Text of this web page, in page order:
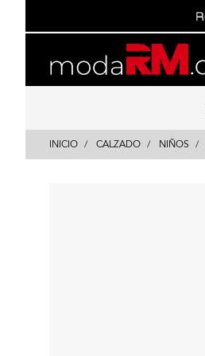
content
navigation
INICIO CALZADO NIÑOS